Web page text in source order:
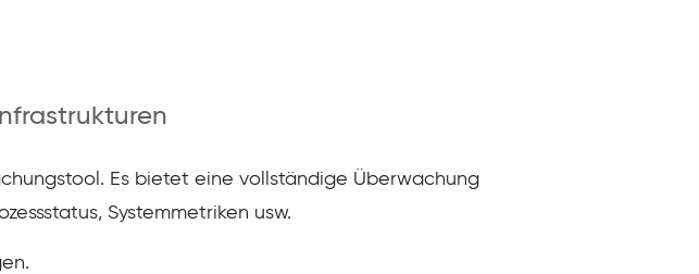
Es bietet eine vollständige Überwachung
Systemmetriken usw.